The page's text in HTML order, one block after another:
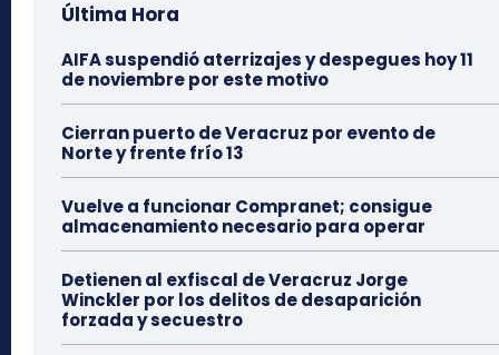
Última Hora
AIFA suspendió aterrizajes y despegues hoy 11
de noviembre por este motivo
Cierran puerto de Veracruz por evento de
Norte y frente frío 13
Vuelve a funcionar Compranet; consigue
almacenamiento necesario para operar
Detienen al exfiscal de Veracruz Jorge
Winckler por los delitos de desaparición
forzada y secuestro